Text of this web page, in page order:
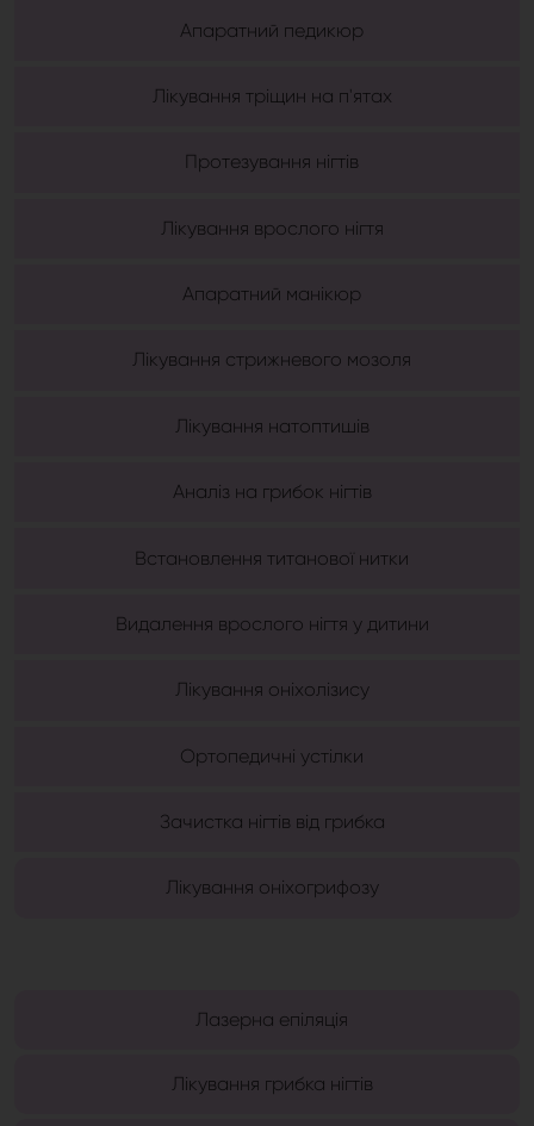
Апаратний педикюр
Лікування тріщин на п'ятах
Протезування нігтів
Лікування врослого нігтя
Апаратний манікюр
Лікування стрижневого мозоля
Лікування натоптишів
Аналіз на грибок нігтів
Встановлення титанової нитки
Видалення врослого нігтя у дитини
Лікування оніхолізису
Ортопедичні устілки
Зачистка нігтів від грибка
Лікування оніхогрифозу
Лазерна епіляція
Лікування грибка нігтів